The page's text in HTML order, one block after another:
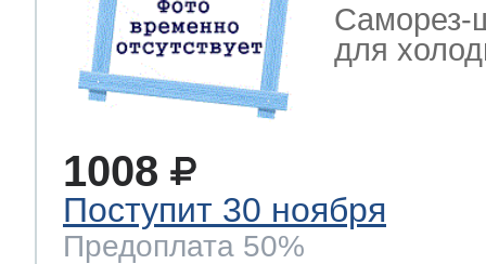
Саморез-
для
1008
Поступит 30 ноября
Предоплата 50%